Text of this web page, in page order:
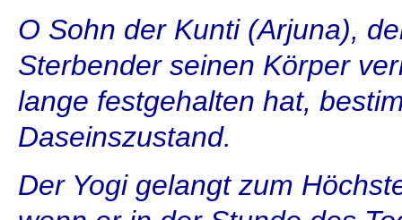
O Sohn der Kunti (Arjuna),
Sterbender seinen Körper
lange festgehalten hat,
Daseinszustand.
Der Yogi gelangt zum